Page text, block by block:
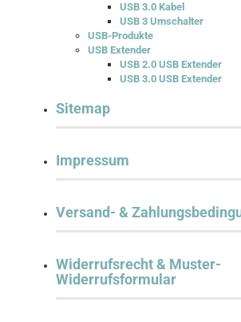
USB 3.0 Kabel
USB 3 Umschalter
USB-Produkte
USB Extender
USB 2.0 USB Extender
USB 3.0 USB Extender
Sitemap
Impressum
Versand- &
Widerrufsrecht & Muster-
Widerrufsformular